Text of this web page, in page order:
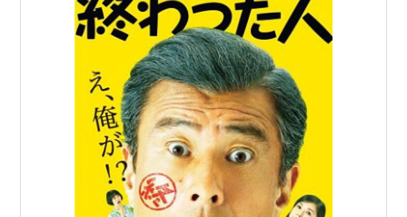
が死亡
ベルリンの壁が建設されてから崩壊するまでの期間
（1961年8月13日〜1989年11月9日、10,315日）と崩
壊後の期間が等しくなる
福井県で平年の6倍を超える記録的な大雪。
来37年ぶりに積雪が130センチを超える